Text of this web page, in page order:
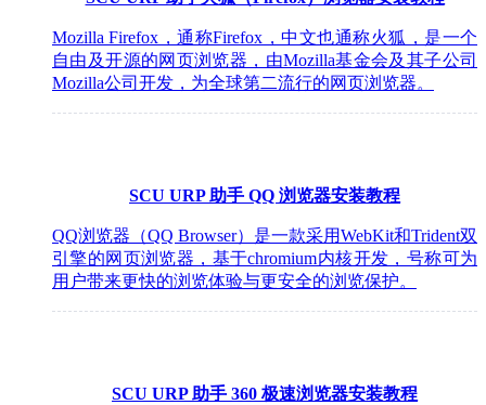
Mozilla Firefox，通称Firefox，中文也通称火狐，是一个
自由及开源的网页浏览器，由Mozilla基金会及其子公司
Mozilla公司开发，为全球第二流行的网页浏览器。
SCU URP 助手 QQ 浏览器安装教程
QQ浏览器（QQ Browser）是一款采用WebKit和Trident双
引擎的网页浏览器，基于chromium内核开发，号称可为
用户带来更快的浏览体验与更安全的浏览保护。
SCU URP 助手 360 极速浏览器安装教程